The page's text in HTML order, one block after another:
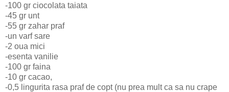
-100 gr ciocolata taiata
-45 gr unt
-55 gr zahar praf
-un varf sare
-2 oua mici
-esenta vanilie
-100 gr faina
-10 gr cacao,
-0,5 lingurita rasa praf de copt (nu prea mult ca sa nu crape